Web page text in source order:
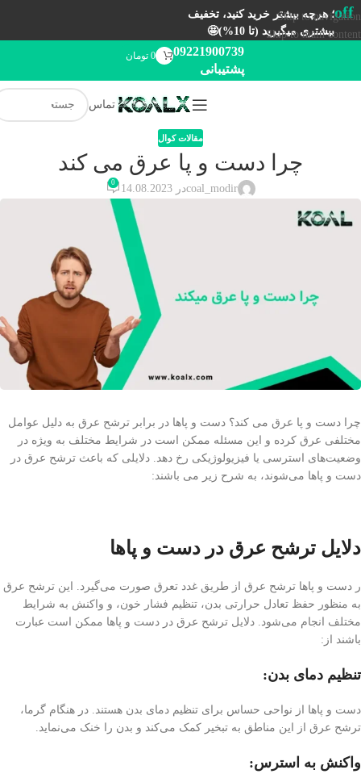
Skip to navigation
Skip to main content
off؛ هرچه بیشتر خرید کنید، تخفیف
بیشتری میگیرید (تا 10%)🤩
09221900739
پشتیبانی
0 تومان
تماس
مقالات کوال
چرا دست و پا عرق می کند
coal_modirدر 14.08.2023 0
چرا دست و پا عرق می کند؟ دست و پاها در برابر ترشح عرق به دلیل عوامل
مختلفی عرق کرده و این مسئله ممکن است در شرایط مختلف به ویژه در
وضعیت‌های استرسی یا فیزیولوژیکی رخ دهد. دلایلی که باعث ترشح عرق در
دست و پاها می‌شوند، به شرح زیر می باشند:
دلایل ترشح عرق در دست و پاها
ر دست و پاها ترشح عرق از طریق غدد تعرق صورت می‌گیرد. این ترشح عرق
به منظور حفظ تعادل حرارتی بدن، تنظیم فشار خون، و واکنش به شرایط
مختلف انجام می‌شود. دلایل ترشح عرق در دست و پاها ممکن است عبارت
باشند از:
تنظیم دمای بدن:
دست و پاها از نواحی حساس برای تنظیم دمای بدن هستند. در هنگام گرما،
ترشح عرق از این مناطق به تبخیر کمک می‌کند و بدن را خنک می‌نماید.
واکنش به استرس: